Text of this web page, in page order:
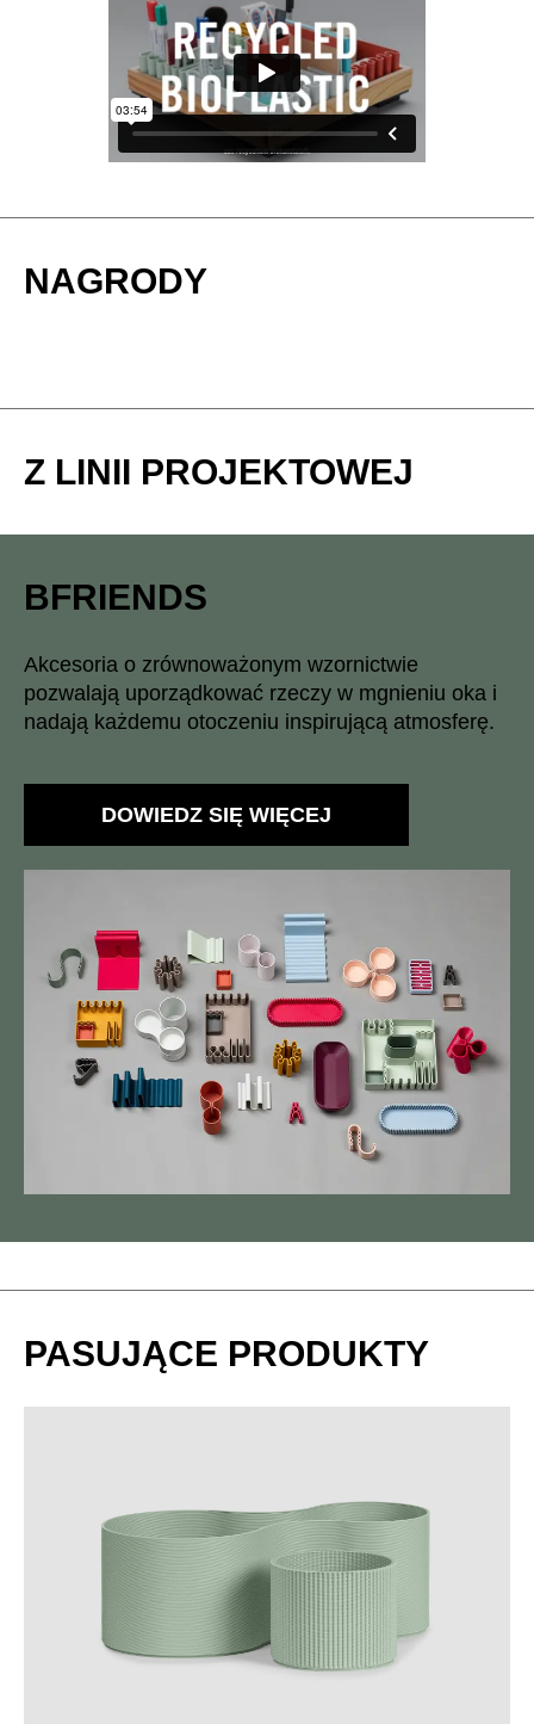
NAGRODY
Z LINII PROJEKTOWEJ
BFRIENDS
Akcesoria o zrównoważonym wzornictwie
pozwalają uporządkować rzeczy w mgnieniu oka i
nadają każdemu otoczeniu inspirującą atmosferę.
DOWIEDZ SIĘ WIĘCEJ
PASUJĄCE PRODUKTY